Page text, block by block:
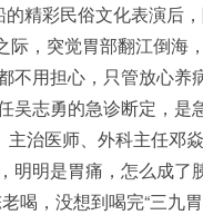
精彩民俗文化表演后
，突觉胃部翻江倒
不用担心，只管放心
志勇的急诊断定，是
治医师、外科主任邓
明明是胃痛，怎么成
喝，没想到喝完“三